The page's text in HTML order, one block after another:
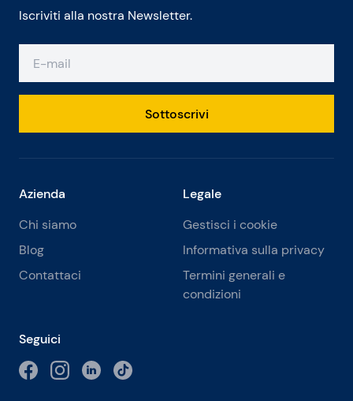
Iscriviti alla nostra Newsletter.
Sottoscrivi
Azienda
Chi siamo
Blog
Contattaci
Legale
Gestisci i cookie
Informativa sulla privacy
Termini generali e
condizioni
Seguici